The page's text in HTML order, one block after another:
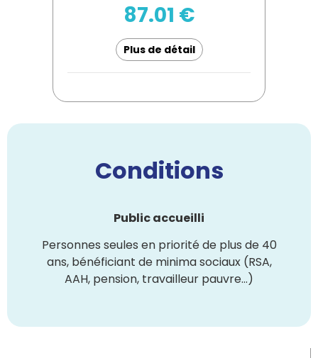
87.01 €
Plus de détail
Conditions
Public accueilli
Personnes seules en priorité de plus de 40
ans, bénéficiant de minima sociaux (RSA,
AAH, pension, travailleur pauvre…)